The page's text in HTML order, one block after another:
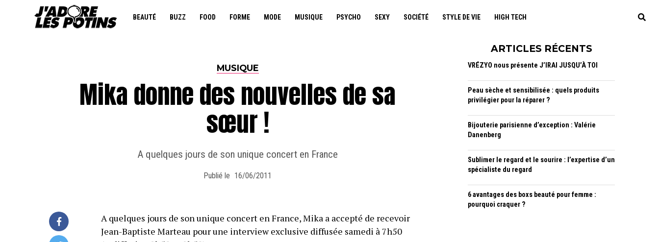
BEAUTÉ BUZZ FOOD FORME MODE MUSIQUE PSYCHO SEXY SOCIÉTÉ STYLE DE VIE HIGH TECH
MUSIQUE
Mika donne des nouvelles de sa
sœur !
A quelques jours de son unique concert en France
Publié le 16/06/2011
A quelques jours de son unique concert en France, Mika a accepté de recevoir
Jean-Baptiste Marteau pour une interview exclusive diffusée samedi à 7h50
ARTICLES RÉCENTS
VRÉZYO nous présente J’IRAI JUSQU’À TOI
Peau sèche et sensibilisée : quels produits
privilégier pour la réparer ?
Bijouterie parisienne d’exception : Valérie
Danenberg
Sublimer le regard et le sourire : l’expertise d’un
spécialiste du regard
6 avantages des boxs beauté pour femme :
pourquoi craquer ?